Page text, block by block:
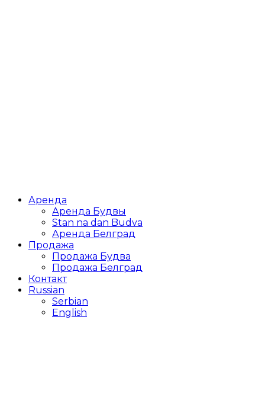
Аренда
Аренда Будвы
Stan na dan Budva
Аренда Белград
Продажа
Продажа Будва
Продажа Белград
Контакт
Russian
Serbian
English